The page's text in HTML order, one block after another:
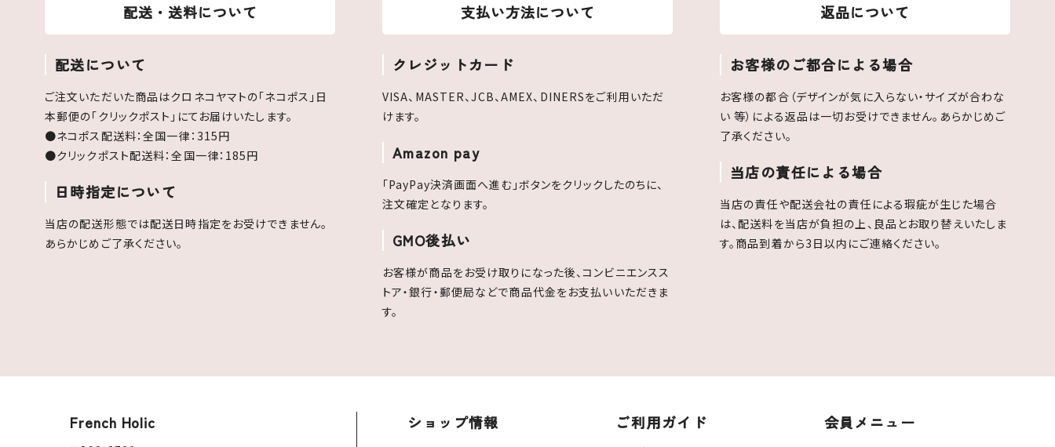
配送・送料について
配送について
ご注文いただいた商品はクロネコヤマトの「ネコポス」日
本郵便の「クリックポスト」にてお届けいたします。
●ネコポス配送料：全国一律：315円
●クリックポスト配送料：全国一律：185円
日時指定について
当店の配送形態では配送日時指定をお受けできません。
あらかじめご了承ください。
支払い方法について
クレジットカード
VISA、MASTER、JCB、AMEX、DINERSをご利用いただ
けます。
Amazon pay
「PayPay決済画面へ進む」ボタンをクリックしたのちに、
注文確定となります。
GMO後払い
お客様が商品をお受け取りになった後、コンビニエンスス
トア・銀行・郵便局などで商品代金をお支払いいただきま
す。
返品について
お客様のご都合による場合
お客様の都合（デザインが気に入らない・サイズが合わな
い 等）による返品は一切お受けできません。あらかじめご
了承ください。
当店の責任による場合
当店の責任や配送会社の責任による瑕疵が生じた場合
は、配送料を当店が負担の上、良品とお取り替えいたしま
す。商品到着から3日以内にご連絡ください。
French Holic ショップ情報 ご利用ガイド 会員メニュー